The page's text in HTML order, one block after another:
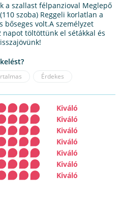
a szallast félpanzioval Meglepő
szoba) Reggeli korlatlan a
bőseges volt.A személyzet
napot töltöttünk el sétákkal és
Érdekes
Kiváló
Kiváló
Kiváló
Kiváló
Kiváló
Kiváló
Kiváló